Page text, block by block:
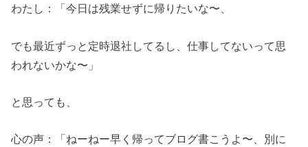
わたし：「今日は残業せずに帰りたいな〜、
でも最近ずっと定時退社してるし、仕事してないって思
われないかな〜」
と思っても、
心の声：「ねーねー早く帰ってブログ書こうよ〜、別に